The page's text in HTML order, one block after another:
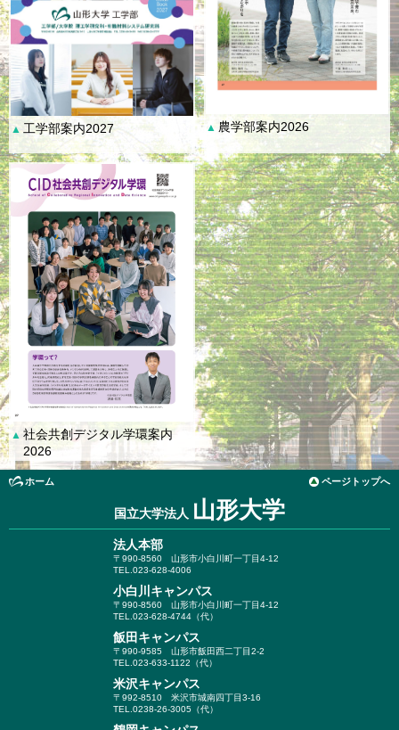
▲ 工学部案内2027 ▲ 農学部案内2026
▲ 社会共創デジタル学環案内
2026
ホーム ページトップへ
国立大学法人 山形大学
法人本部
〒990-8560 山形市小白川町一丁目4-12
TEL.023-628-4006
小白川キャンパス
〒990-8560 山形市小白川町一丁目4-12
TEL.023-628-4744（代）
飯田キャンパス
〒990-9585 山形市飯田西二丁目2-2
TEL.023-633-1122（代）
米沢キャンパス
〒992-8510 米沢市城南四丁目3-16
TEL.0238-26-3005（代）